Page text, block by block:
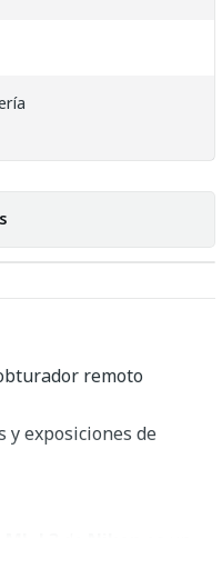
remoto
y exposiciones de